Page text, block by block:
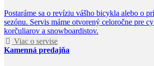
Postaráme sa o revíziu vášho bicykla alebo o
sezónu. Servis máme otvorený celoročne pre
korčuliarov a snowboardistov.
Viac o servise
Kamenná predajňa